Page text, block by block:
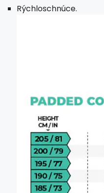
Rýchloschnúce.